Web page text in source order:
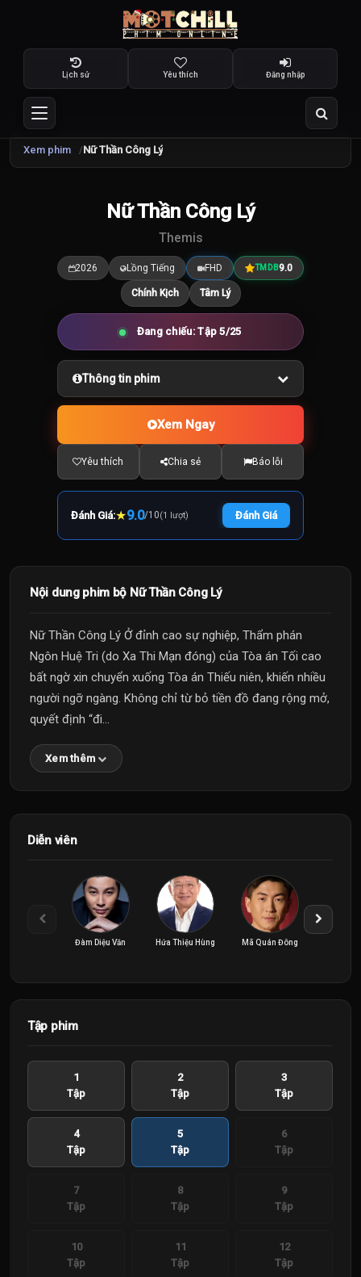
Lịch sử Yêu thích Đăng nhập
Xem phim Nữ Thần Công Lý
9.0
Nữ Thần Công Lý
Themis
2026 Lồng Tiếng FHD TMDB9.0
Chính Kịch Tâm Lý
Đang chiếu: Tập 5/25
Thông tin phim
Xem Ngay
Yêu thích Chia sẻ Báo lỗi
Đánh Giá:★9.0/10(1 lượt) Đánh Giá
Nội dung phim bộ Nữ Thần Công Lý
Nữ Thần Công Lý Ở đỉnh cao sự nghiệp, Thẩm phán
Ngôn Huệ Tri (do Xa Thi Mạn đóng) của Tòa án Tối cao
bất ngờ xin chuyển xuống Tòa án Thiếu niên, khiến nhiều
người ngỡ ngàng. Không chỉ từ bỏ tiền đồ đang rộng mở,
quyết định “đi...
Xem thêm
Diễn viên
Đàm Diệu Văn Hứa Thiệu Hùng Mã Quán Đông
Tập phim
1
Tập
2
Tập
3
Tập
4
Tập
5
Tập
6
Tập
7
Tập
8
Tập
9
Tập
10
Tập
11
Tập
12
Tập